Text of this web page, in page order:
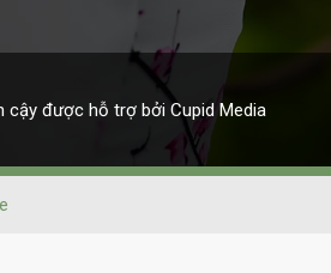
cậy được hỗ trợ bởi Cupid Media